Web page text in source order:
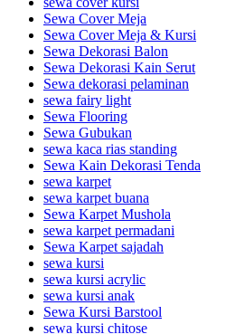
Sewa Cover Meja
Sewa Cover Meja & Kursi
Sewa Dekorasi Balon
Sewa Dekorasi Kain Serut
Sewa dekorasi pelaminan
sewa fairy light
Sewa Flooring
Sewa Gubukan
sewa kaca rias standing
Sewa Kain Dekorasi Tenda
sewa karpet
sewa karpet buana
Sewa Karpet Mushola
sewa karpet permadani
Sewa Karpet sajadah
sewa kursi
sewa kursi acrylic
sewa kursi anak
Sewa Kursi Barstool
sewa kursi chitose